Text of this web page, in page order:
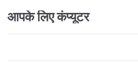
आपके लिए कंप्यूटर